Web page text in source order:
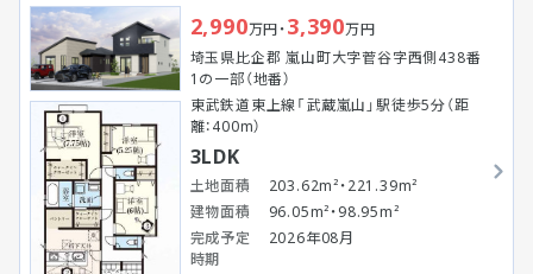
2,990万円・3,390万円
埼玉県比企郡 嵐山町大字菅谷字西側438番
1の一部（地番）
東武鉄道東上線「武蔵嵐山」駅徒歩5分（距
離：400m）
3LDK
土地面積
203.62m²・221.39m²
建物面積
96.05m²・98.95m²
完成予定
時期
2026年08月